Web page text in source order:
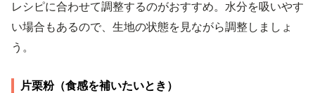
レシピに合わせて調整するのがおすすめ。水分を吸いやす
い場合もあるので、生地の状態を見ながら調整しましょ
う。
片栗粉（食感を補いたいとき）